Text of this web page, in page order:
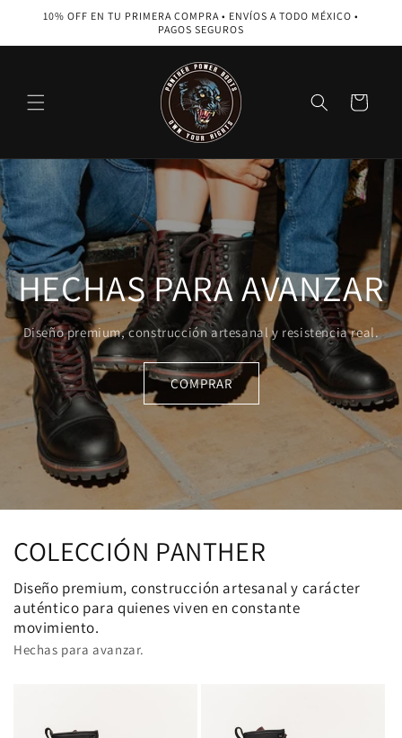
directamente
10% OFF EN TU PRIMERA COMPRA • ENVÍOS A TODO MÉXICO •
PAGOS SEGUROS
Carrito
HECHAS PARA AVANZAR
Diseño premium, construcción artesanal y resistencia real.
COMPRAR
COLECCIÓN PANTHER
Diseño premium, construcción artesanal y carácter
auténtico para quienes viven en constante
movimiento.
Hechas para avanzar.